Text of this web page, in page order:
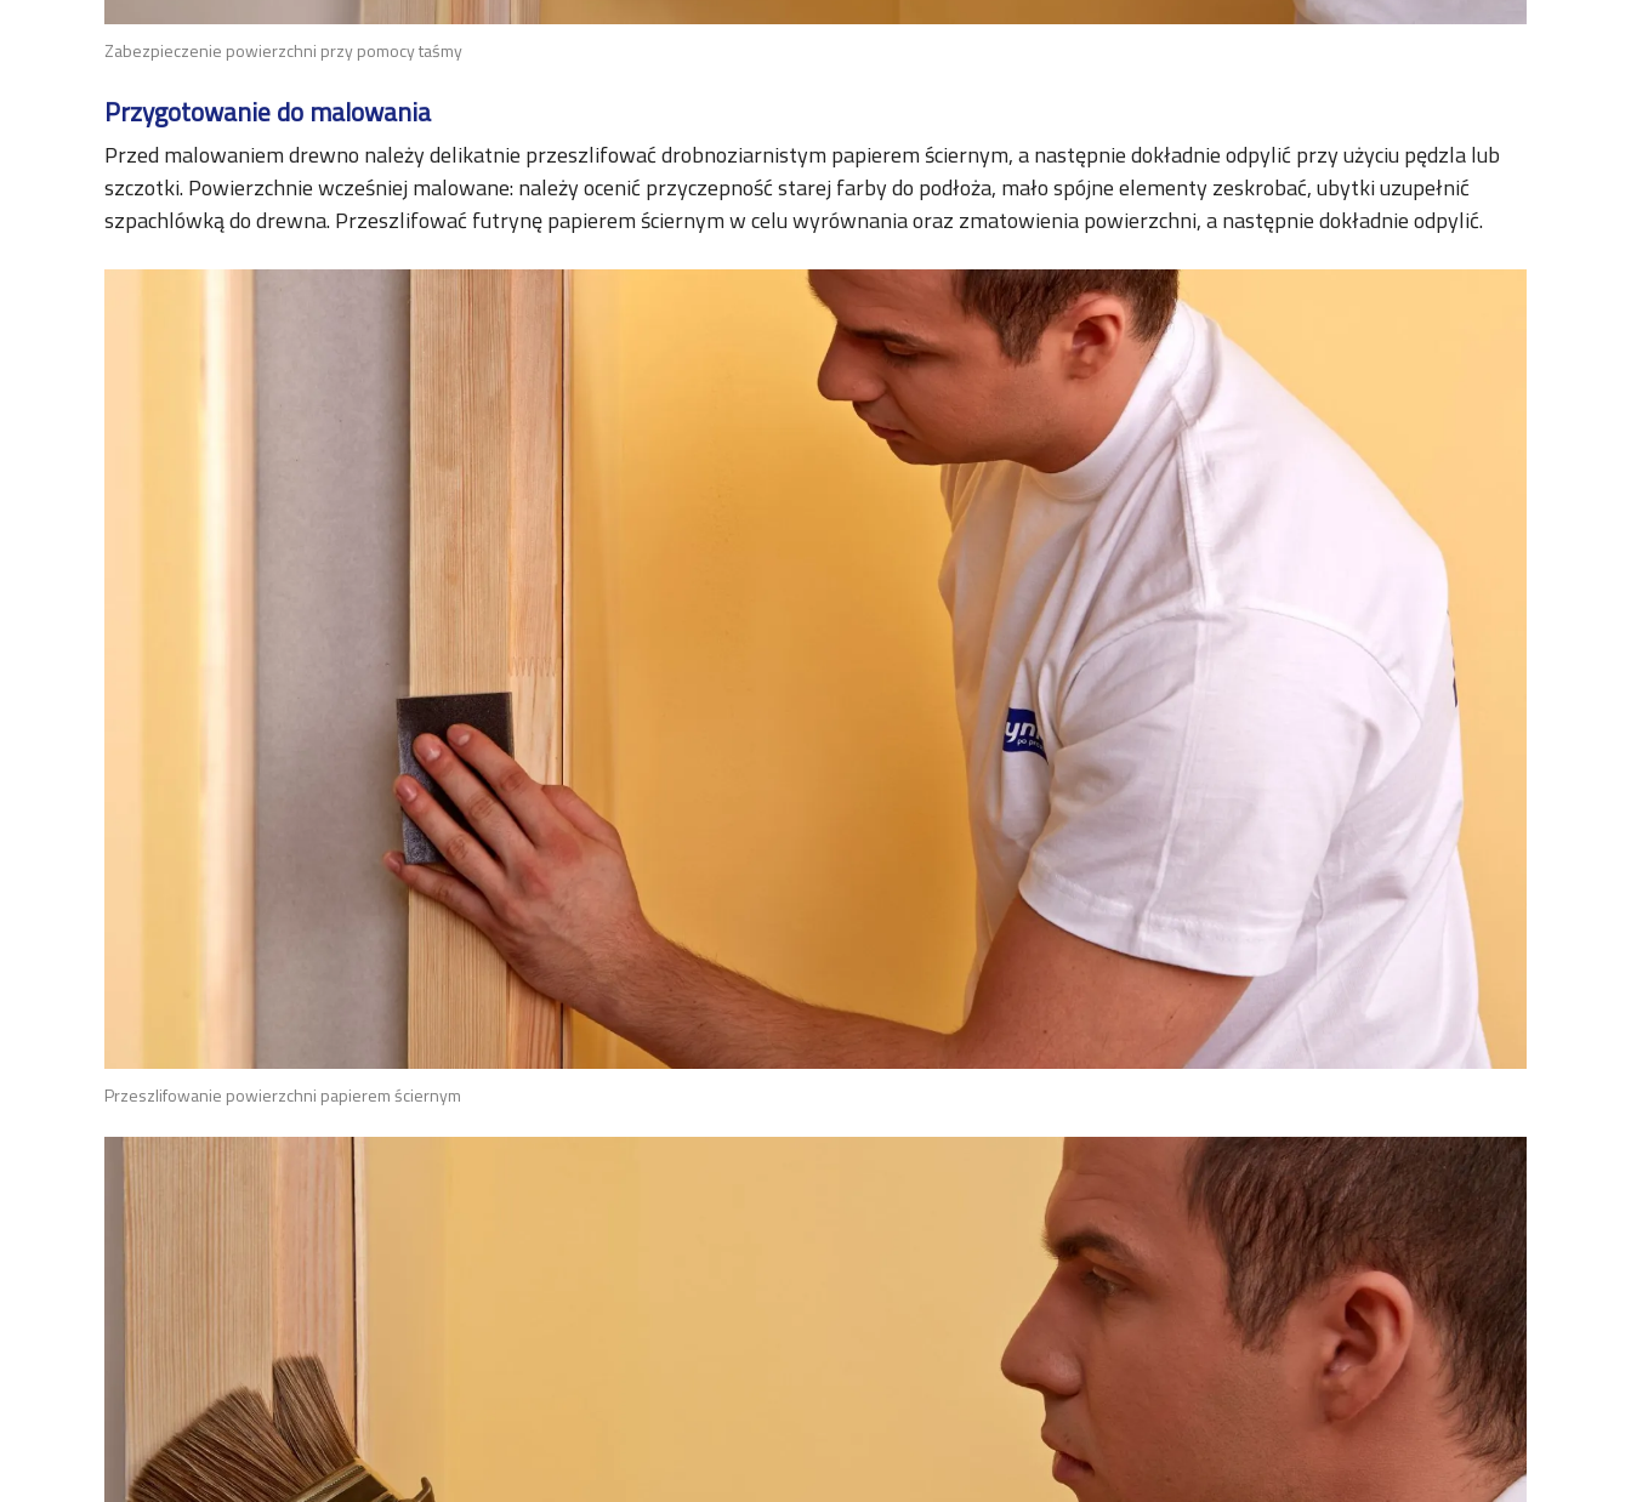
Zabezpieczenie powierzchni przy pomocy taśmy
Przygotowanie do malowania
Przed malowaniem drewno należy delikatnie przeszlifować drobnoziarnistym papierem ściernym, a następnie dokładnie odpylić przy użyciu pędzla lub
szczotki. Powierzchnie wcześniej malowane: należy ocenić przyczepność starej farby do podłoża, mało spójne elementy zeskrobać, ubytki uzupełnić
szpachlówką do drewna. Przeszlifować futrynę papierem ściernym w celu wyrównania oraz zmatowienia powierzchni, a następnie dokładnie odpylić.
Przeszlifowanie powierzchni papierem ściernym